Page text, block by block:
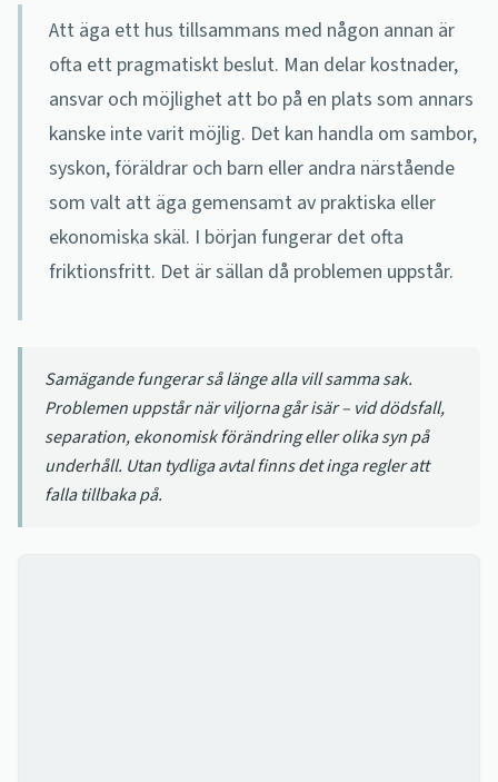
Att äga ett hus tillsammans med någon annan är
ofta ett pragmatiskt beslut. Man delar kostnader,
ansvar och möjlighet att bo på en plats som annars
kanske inte varit möjlig. Det kan handla om sambor,
syskon, föräldrar och barn eller andra närstående
som valt att äga gemensamt av praktiska eller
ekonomiska skäl. I början fungerar det ofta
friktionsfritt. Det är sällan då problemen uppstår.
Samägande fungerar så länge alla vill samma sak.
Problemen uppstår när viljorna går isär – vid dödsfall,
separation, ekonomisk förändring eller olika syn på
underhåll. Utan tydliga avtal finns det inga regler att
falla tillbaka på.